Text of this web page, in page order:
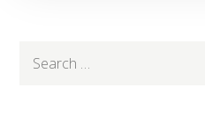
Search